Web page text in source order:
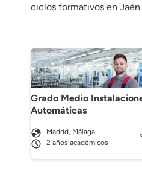
ciclos formativos en
Grado Medio
Automáticas
Madrid, Málaga
2 años académicos